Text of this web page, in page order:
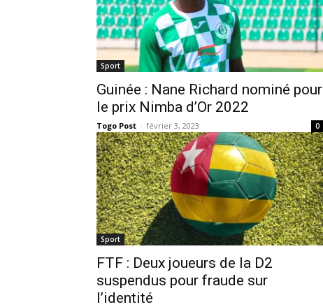
Sport
Guinée : Nane Richard nominé pour
le prix Nimba d’Or 2022
Togo Post - février 3, 2023 0
Sport
FTF : Deux joueurs de la D2
suspendus pour fraude sur
l’identité